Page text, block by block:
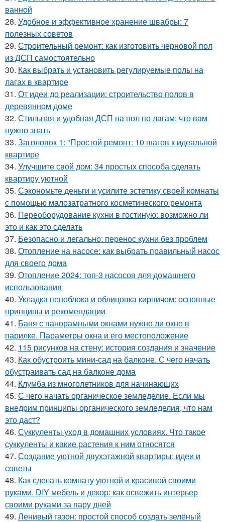
ванной
28. Удобное и эффективное хранение швабры: 7
полезных советов
29. Строительный ремонт: как изготовить черновой пол
из ДСП самостоятельно
30. Как выбрать и установить регулируемые полы на
лагах в квартире
31. От идеи до реализации: строительство полов в
деревянном доме
32. Стильная и удобная ДСП на пол по лагам: что вам
нужно знать
33. Заголовок 1: "Простой ремонт: 10 шагов к идеальной
квартире
34. Улучшите свой дом: 34 простых способа сделать
квартиру уютной
35. Сэкономьте деньги и усилите эстетику своей комнаты
с помощью малозатратного косметического ремонта
36. Переоборудование кухни в гостиную: возможно ли
это и как это сделать
37. Безопасно и легально: перенос кухни без проблем
38. Отопление на насосе: как выбрать правильный насос
для своего дома
39. Отопление 2024: топ-3 насосов для домашнего
использования
40. Укладка пеноблока и облицовка кирпичом: основные
принципы и рекомендации
41. Баня с панорамными окнами нужно ли окно в
парилке. Параметры окна и его местоположение
42. 115 рисунков на стену: история создания и значение
43. Как обустроить мини-сад на балконе. С чего начать
обустраивать сад на балконе дома
44. Клумба из многолетников для начинающих
45. С чего начать органическое земледелие. Если мы
внедрим принципы органического земледелия, что нам
это даст?
46. Суккуленты уход в домашних условиях. Что такое
суккуленты и какие растения к ним относятся
47. Создание уютной двухэтажной квартиры: идеи и
советы
48. Как сделать комнату уютной и красивой своими
руками. DIY мебель и декор: как освежить интерьер
своими руками за пару дней
49. Ленивый газон: простой способ создать зелёный